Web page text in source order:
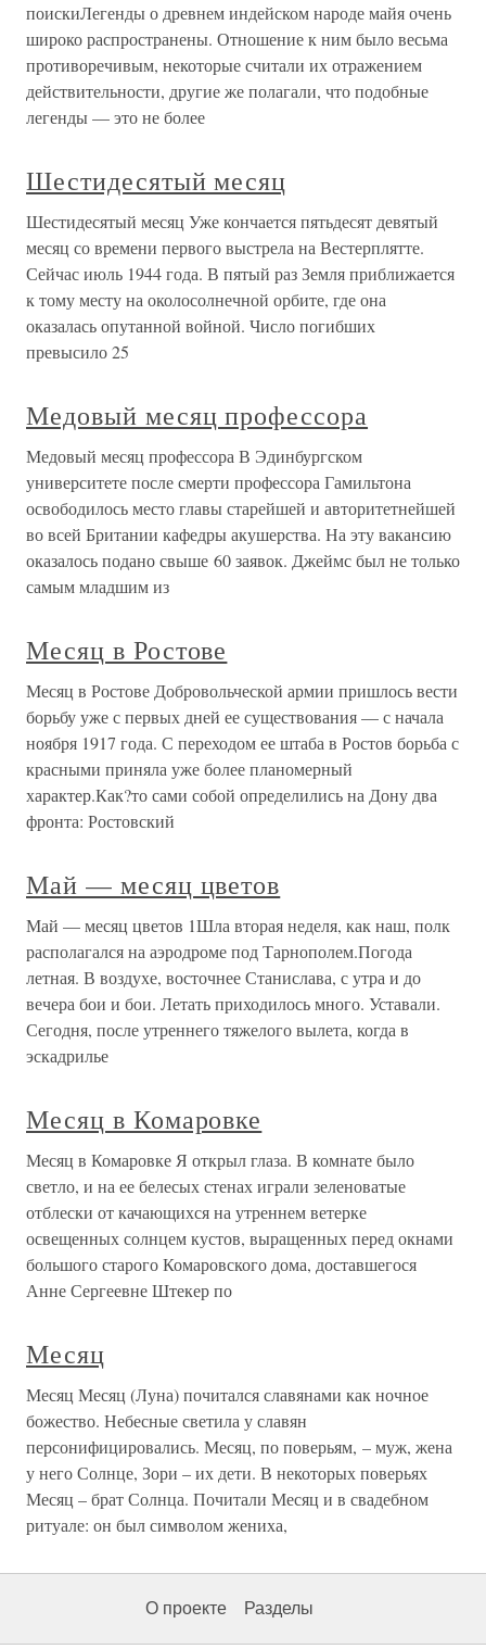
поискиЛегенды о древнем индейском народе майя очень
широко распространены. Отношение к ним было весьма
противоречивым, некоторые считали их отражением
действительности, другие же полагали, что подобные
легенды — это не более
Шестидесятый месяц
Шестидесятый месяц Уже кончается пятьдесят девятый
месяц со времени первого выстрела на Вестерплятте.
Сейчас июль 1944 года. В пятый раз Земля приближается
к тому месту на околосолнечной орбите, где она
оказалась опутанной войной. Число погибших
превысило 25
Медовый месяц профессора
Медовый месяц профессора В Эдинбургском
университете после смерти профессора Гамильтона
освободилось место главы старейшей и авторитетнейшей
во всей Британии кафедры акушерства. На эту вакансию
оказалось подано свыше 60 заявок. Джеймс был не только
самым младшим из
Месяц в Ростове
Месяц в Ростове Добровольческой армии пришлось вести
борьбу уже с первых дней ее существования — с начала
ноября 1917 года. С переходом ее штаба в Ростов борьба с
красными приняла уже более планомерный
характер.Как?то сами собой определились на Дону два
фронта: Ростовский
Май — месяц цветов
Май — месяц цветов 1Шла вторая неделя, как наш, полк
располагался на аэродроме под Тарнополем.Погода
летная. В воздухе, восточнее Станислава, с утра и до
вечера бои и бои. Летать приходилось много. Уставали.
Сегодня, после утреннего тяжелого вылета, когда в
эскадрилье
Месяц в Комаровке
Месяц в Комаровке Я открыл глаза. В комнате было
светло, и на ее белесых стенах играли зеленоватые
отблески от качающихся на утреннем ветерке
освещенных солнцем кустов, выращенных перед окнами
большого старого Комаровского дома, доставшегося
Анне Сергеевне Штекер по
Месяц
Месяц Месяц (Луна) почитался славянами как ночное
божество. Небесные светила у славян
персонифицировались. Месяц, по поверьям, – муж, жена
у него Солнце, Зори – их дети. В некоторых поверьях
Месяц – брат Солнца. Почитали Месяц и в свадебном
ритуале: он был символом жениха,
О проекте Разделы